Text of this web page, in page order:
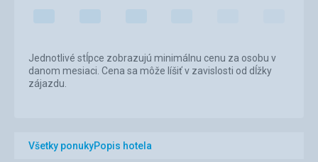
Jednotlivé stĺpce zobrazujú minimálnu cenu za osobu v
danom mesiaci. Cena sa môže líšiť v zavislosti od dĺžky
zájazdu.
Všetky ponukyPopis hotela